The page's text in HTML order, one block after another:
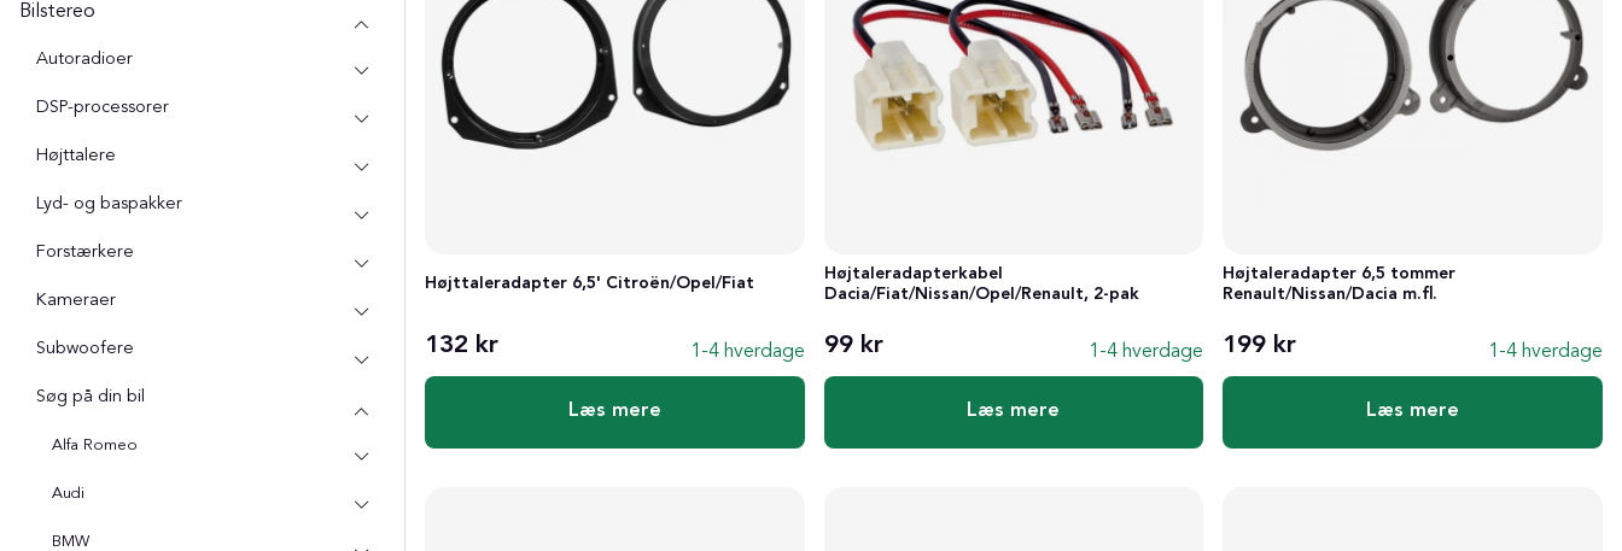
Bilstereo
Autoradioer
DSP-processorer
Højttalere
Lyd- og baspakker
Forstærkere
Kameraer
Subwoofere
Søg på din bil
Alfa Romeo
Audi
BMW
Højttaleradapter 6,5' Citroën/Opel/Fiat
132 kr 1-4 hverdage
Læs mere
Højtaleradapterkabel
Dacia/Fiat/Nissan/Opel/Renault, 2-pak
99 kr 1-4 hverdage
Læs mere
Højtaleradapter 6,5 tommer
Renault/Nissan/Dacia m.fl.
199 kr 1-4 hverdage
Læs mere